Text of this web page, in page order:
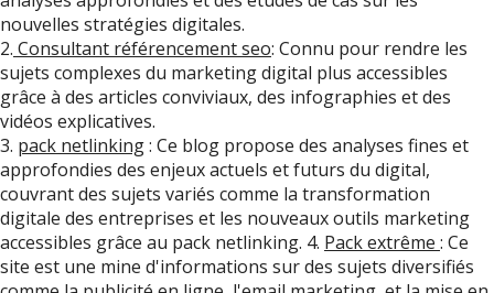
nouvelles stratégies digitales.
2. Consultant référencement seo: Connu pour rendre les
sujets complexes du marketing digital plus accessibles
grâce à des articles conviviaux, des infographies et des
vidéos explicatives.
3. pack netlinking: Ce blog propose des analyses fines et
approfondies des enjeux actuels et futurs du digital,
couvrant des sujets variés comme la transformation
digitale des entreprises et les nouveaux outils marketing
accessibles grâce au pack netlinking. 4. Pack extrême : Ce
site est une mine d'informations sur des sujets diversifiés